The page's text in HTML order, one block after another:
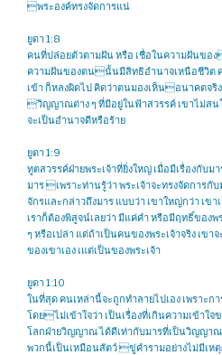
พระองค์ทรงจัดการแน่
ยูดา 1:8
คนที่ปล่อยตัวตามฝัน หรือ เชื่อในความฝันขอ
ความฝันของตนนั้นมีสิทธิอำนาจเหนือชีวิต
เข้า ก็หลงผิดไป คิดว่าตนมองเห็นอนาคตจริ
วิญญาณต่าง ๆ ที่มีอยู่ในฟ้าสวรรค์ เขาไม่ส
จะเป็นอำนาจดีหรือร้าย
ยูดา 1:9
ทูตสวรรค์ฝ่ายพระเจ้าที่ยิ่งใหญ่ เมื่อมีเรื่องกับม
มาร เพราะท่านรู้ว่า พระเจ้าจะทรงจัดการกั
จักรและกล่าวถึงมาร แบบว่า เขาใหญ่กว่า เขา
เราก็ต้องพิสูจน์เลยว่า มีแค่คำ หรือมีฤทธิ์ของพ
ๆ หรือเปล่า แต่ถ้าเป็นคนของพระเจ้าจริง เขา
ของเขาเอง เแต่เป็นของพระเจ้า
ยูดา 1:10
ในที่สุด คนเหล่านี้จะถูกทำลายไปเอง เพราะ
โดยไม่เข้าใจว่า เป็นเรื่องที่เกินความเข้าใจ
โลกฝ่ายวิญญาณ ได้ดีเท่ากับมารที่เป็นวิญญา
พวกนี้เป็นเหมือนสัตว์ ขู่คำรามอย่างไม่มีเห